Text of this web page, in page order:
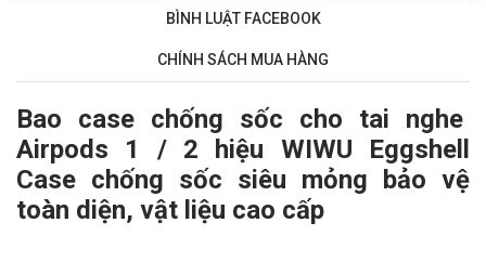
BÌNH LUẬT FACEBOOK
CHÍNH SÁCH MUA HÀNG
Bao case chống sốc cho tai nghe
Airpods 1 / 2 hiệu WIWU Eggshell
Case chống sốc siêu mỏng bảo vệ
toàn diện, vật liệu cao cấp